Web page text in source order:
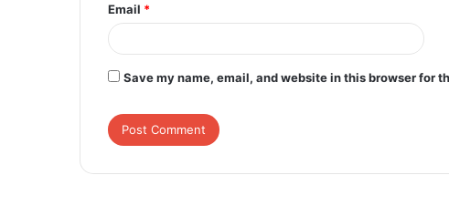
Email *
Save my name, email, and website in this browser for